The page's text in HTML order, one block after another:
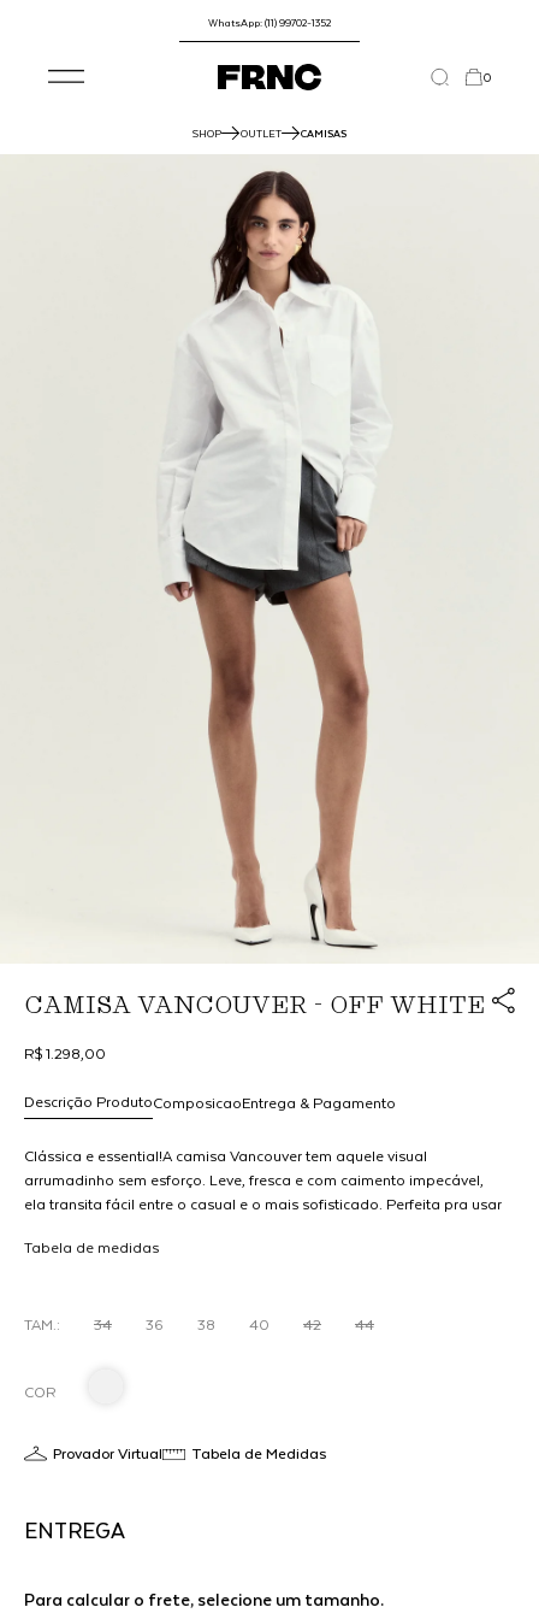
WhatsApp: (11) 99702-1352
0
SHOP OUTLET CAMISAS
CAMISA VANCOUVER - OFF WHITE
Link
R$ 1.298,00
Composicao
Descrição Produto Entrega & Pagamento
Clássica e essential!A camisa Vancouver tem aquele visual
arrumadinho sem esforço. Leve, fresca e com caimento impecável,
ela transita fácil entre o casual e o mais sofisticado. Perfeita pra usar
repaginado.Um essencial com zero cara de básico.
Tabela de medidas
TAM.: 34 36 38 40 42 44
COR
Provador Virtual Tabela de Medidas
ENTREGA
Para calcular o frete, selecione um tamanho.